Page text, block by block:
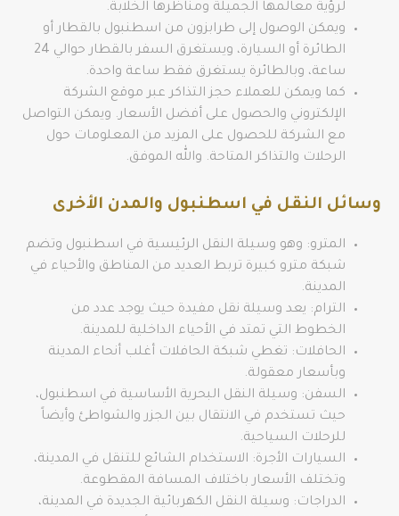
لرؤية معالمها الجميلة ومناظرها الخلابة.
ويمكن الوصول إلى طرابزون من اسطنبول بالقطار أو
الطائرة أو السيارة، ويستغرق السفر بالقطار حوالي 24
ساعة، وبالطائرة يستغرق فقط ساعة واحدة.
كما ويمكن للعملاء حجز التذاكر عبر موقع الشركة
الإلكتروني والحصول على أفضل الأسعار. ويمكن التواصل
مع الشركة للحصول على المزيد من المعلومات حول
الرحلات والتذاكر المتاحة. والله الموفق.
وسائل النقل في اسطنبول والمدن الأخرى
المترو: وهو وسيلة النقل الرئيسية في اسطنبول وتضم
شبكة مترو كبيرة تربط العديد من المناطق والأحياء في
المدينة.
الترام: يعد وسيلة نقل مفيدة حيث يوجد عدد من
الخطوط التي تمتد في الأحياء الداخلية للمدينة.
الحافلات: تغطي شبكة الحافلات أغلب أنحاء المدينة
وبأسعار معقولة.
السفن: وسيلة النقل البحرية الأساسية في اسطنبول،
حيث تستخدم في الانتقال بين الجزر والشواطئ وأيضاً
للرحلات السياحية.
السيارات الأجرة: الاستخدام الشائع للتنقل في المدينة،
وتختلف الأسعار باختلاف المسافة المقطوعة.
الدراجات: وسيلة النقل الكهربائية الجديدة في المدينة،